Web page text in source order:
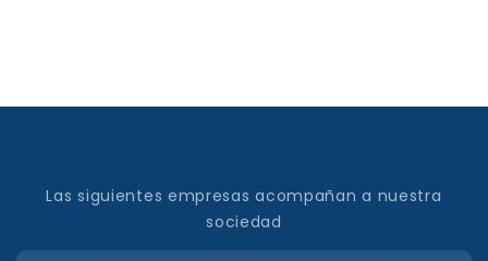
Las siguientes empresas acompañan a nuestra
sociedad